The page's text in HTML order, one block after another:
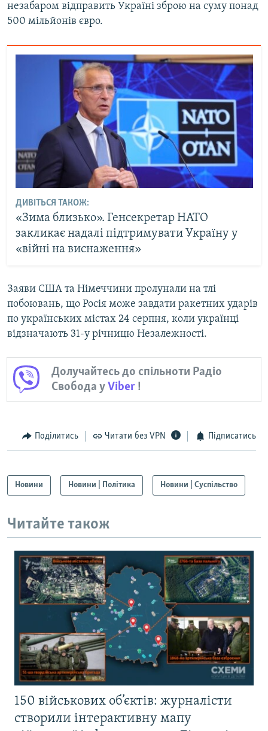
незабаром відправить Україні зброю на суму понад
500 мільйонів євро.
ДИВІТЬСЯ ТАКОЖ:
«Зима близько». Генсекретар НАТО
закликає надалі підтримувати Україну у
«війні на виснаження»
Заяви США та Німеччини пролунали на тлі
побоювань, що Росія може завдати ракетних ударів
по українських містах 24 серпня, коли українці
відзначають 31-у річницю Незалежності.
Долучайтесь до спільноти Радіо
Свобода уViber !
Поділитись Читати без VPN Підписатись
Новини Новини | Політика Новини | Суспільство
Читайте також
150 військових об’єктів: журналісти
створили інтерактивну мапу